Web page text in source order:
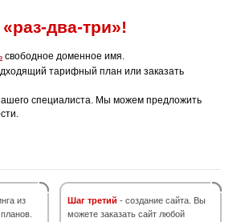
«раз-два-три»!
свободное доменное имя.
тарифный план или заказать
специалиста. Мы можем предложить
из
Шаг третий - создание сайта. Вы
можете заказать сайт любой